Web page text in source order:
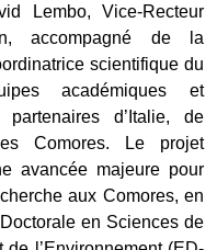
Lembo, Vice-Recteur
accompagné de la
scientifique du
académiques et
d’Italie, de
Comores. Le projet
avancée majeure pour
aux Comores, en
en Sciences de